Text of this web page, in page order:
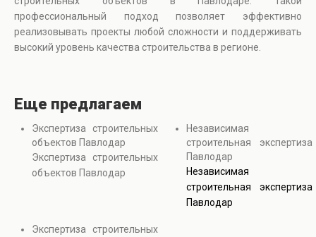
профессиональный подход позволяет эффективно
реализовывать проекты любой сложности и поддерживать
высокий уровень качества строительства в регионе.
Еще предлагаем
Экспертиза строительных
объектов Павлодар
Экспертиза строительных
объектов Павлодар
Экспертиза строительных
Независимая
строительная экспертиза
Павлодар
Независимая
строительная экспертиза
Павлодар